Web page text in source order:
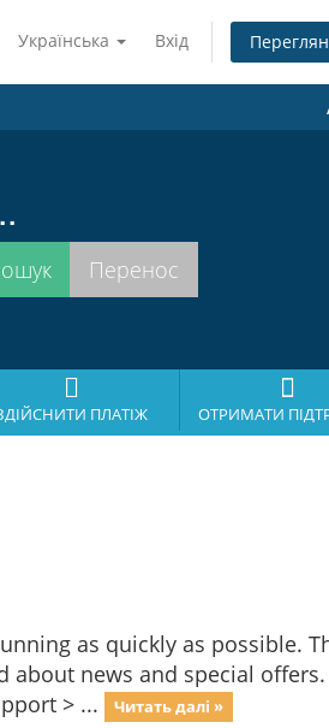
Українська Вхід
ПЛАТІЖ ОТРИМАТИ
as quickly as possible.
news and special offers.
> ...
Читать далі »